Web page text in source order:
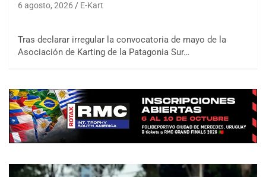
6 agosto, 2026 E-Kart
Tras declarar irregular la convocatoria de mayo de la
Asociación de Karting de la Patagonia Sur…